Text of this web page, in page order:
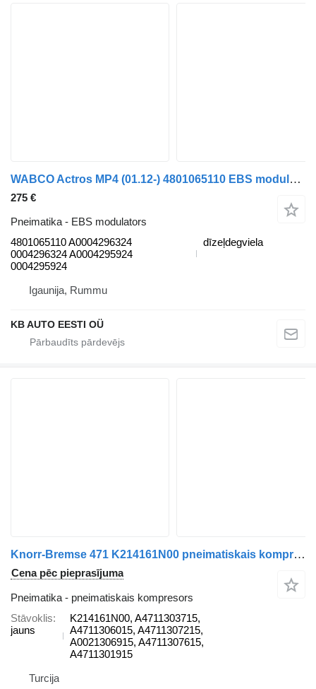
WABCO Actros MP4 (01.12-) 4801065110 EBS modulators paredzēts Mercedes-Benz Actros MP4 Antos Arocs (2012-) kravas automašīnas
275 €
Pneimatika - EBS modulators
4801065110 A0004296324
0004296324 A0004295924
0004295924
dīzeļdegviela
Igaunija, Rummu
KB AUTO EESTI OÜ
Knorr-Bremse 471 K214161N00 pneimatiskais kompresors paredzēts Mercedes-Benz AROCS, ACTROS kravas automašīnas
Cena pēc pieprasījuma
Pneimatika - pneimatiskais kompresors
Stāvoklis
jauns
K214161N00, A4711303715,
A4711306015, A4711307215,
A0021306915, A4711307615,
A4711301915
Turcija